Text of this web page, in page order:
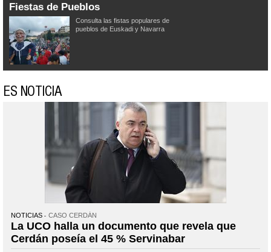
Fiestas de Pueblos
Consulta las fistas populares de
pueblos de Euskadi y Navarra
ES NOTICIA
NOTICIAS CASO CERDÁN
La UCO halla un documento que revela que
Cerdán poseía el 45 % Servinabar